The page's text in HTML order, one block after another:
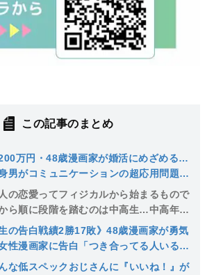
この記事のまとめ
200万円・48歳漫画家が婚活にめざめる…
男がコミュニケーションの超応用問題に
決意した切実な理由
の恋愛ってフィジカルから始まるもので
ら順に段階を踏むのは中高生…中高年の
の告白戦績2勝17敗》48歳漫画家が勇気
性漫画家に告白「つき合ってる人いるん
結果は…!?
な低スペックおじさんに『いいね！』が